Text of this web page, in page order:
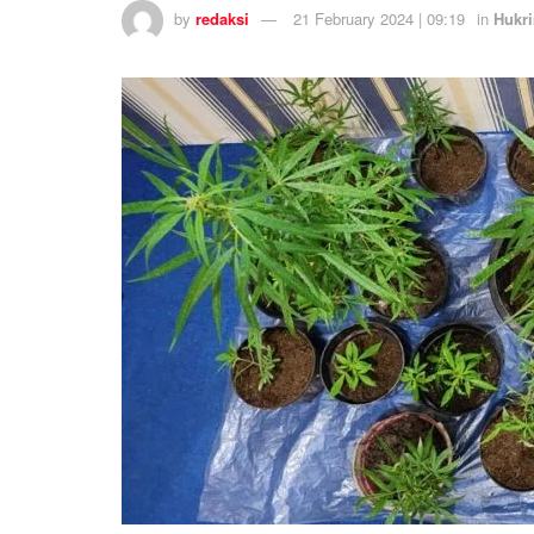
by redaksi 21 February 2024 | 09:19 in